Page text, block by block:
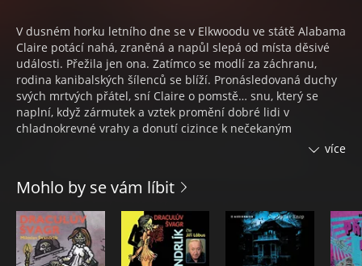
V dusném horku letního dne se v Elkwoodu ve státě Alabama
Claire potácí nahá, zraněná a napůl slepá od místa děsivé
události. Přežila jen ona. Zatímco se modlí za záchranu,
rodina kanibalských šílenců se blíží. Pronásledovaná duchy
svých mrtvých přátel, sní Claire o pomstě… snu, který se
naplní, když zármutek a vztek promění dobré lidi v
chladnokrevné vrahy a donutí cizince k nečekaným
Audiokniha Rodinka, autor Kealan Patrick Burke, čte Vladan
Hýl.
více
Mohlo by se vám líbit